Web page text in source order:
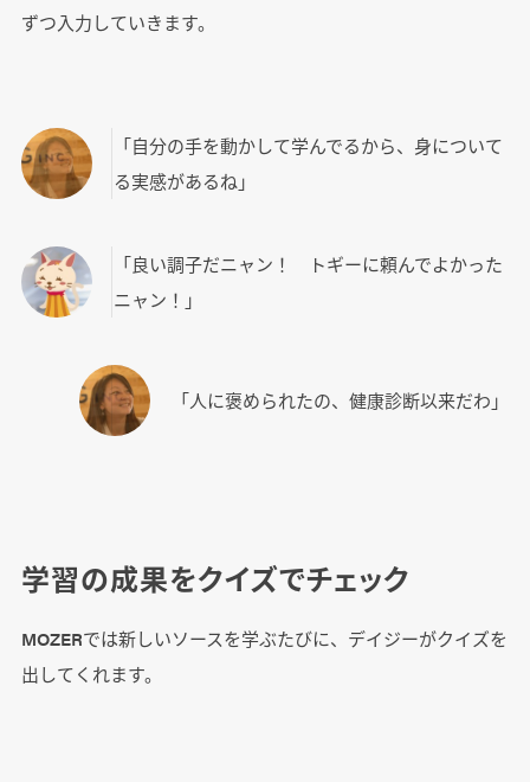
ずつ入力していきます。
「自分の手を動かして学んでるから、身について
る実感があるね」
「良い調子だニャン！ トギーに頼んでよかった
ニャン！」
「人に褒められたの、健康診断以来だわ」
学習の成果をクイズでチェック
MOZERでは新しいソースを学ぶたびに、デイジーがクイズを
出してくれます。